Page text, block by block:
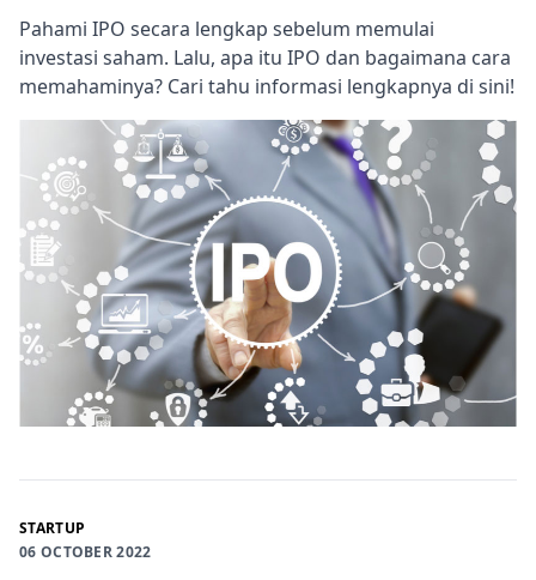
Pahami IPO secara lengkap sebelum memulai
investasi saham. Lalu, apa itu IPO dan bagaimana cara
memahaminya? Cari tahu informasi lengkapnya di sini!
STARTUP
06 OCTOBER 2022